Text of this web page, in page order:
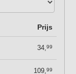
Prijs
34,99
109,99